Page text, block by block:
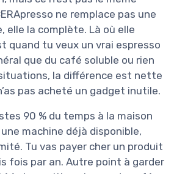
ne remplace pas une
elle la complète. Là où elle
quand tu veux un vrai espresso
que du café soluble ou rien
la différence est nette
pas acheté un gadget inutile.
90 % du temps à la maison
machine déjà disponible,
Tu vas payer cher un produit
fois par an. Autre point à garder